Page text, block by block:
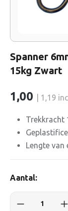
Spanner
15kg Zwart
1,00 | 1,19
Trekkracht
Lengte van
Aantal: